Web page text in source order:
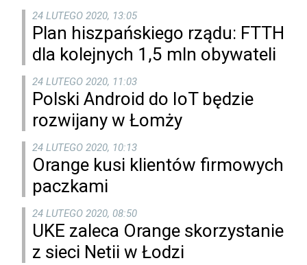
24 LUTEGO 2020, 13:05
Plan hiszpańskiego rządu: FTTH
dla kolejnych 1,5 mln obywateli
24 LUTEGO 2020, 11:03
Polski Android do IoT będzie
rozwijany w Łomży
24 LUTEGO 2020, 10:13
Orange kusi klientów firmowych
paczkami
24 LUTEGO 2020, 08:50
UKE zaleca Orange skorzystanie
z sieci Netii w Łodzi